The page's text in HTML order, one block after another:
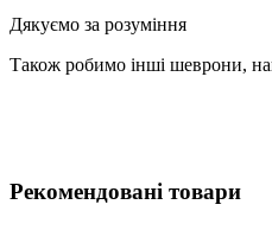
Дякуємо за розуміння
Також робимо інші шеврони,
Рекомендовані товари